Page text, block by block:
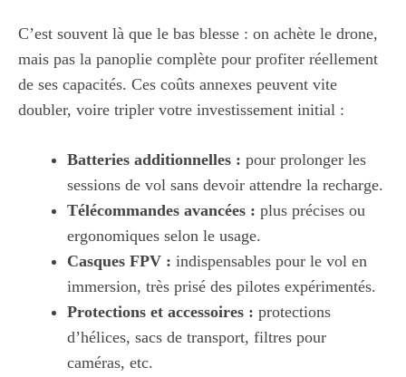
C’est souvent là que le bas blesse : on achète le drone,
mais pas la panoplie complète pour profiter réellement
de ses capacités. Ces coûts annexes peuvent vite
doubler, voire tripler votre investissement initial :
Batteries additionnelles : pour prolonger les
sessions de vol sans devoir attendre la recharge.
Télécommandes avancées : plus précises ou
ergonomiques selon le usage.
Casques FPV : indispensables pour le vol en
immersion, très prisé des pilotes expérimentés.
Protections et accessoires : protections
d’hélices, sacs de transport, filtres pour
caméras, etc.